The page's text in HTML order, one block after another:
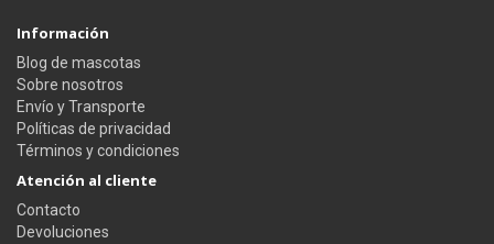
Información
Blog de mascotas
Sobre nosotros
Envío y Transporte
Políticas de privacidad
Términos y condiciones
Atención al cliente
Contacto
Devoluciones